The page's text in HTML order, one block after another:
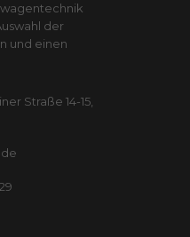
der
und einen
Straße 14-15,